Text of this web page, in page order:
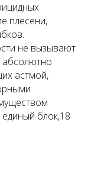
плесени,
не вызывают
абсолютно
астмой,
блок,18